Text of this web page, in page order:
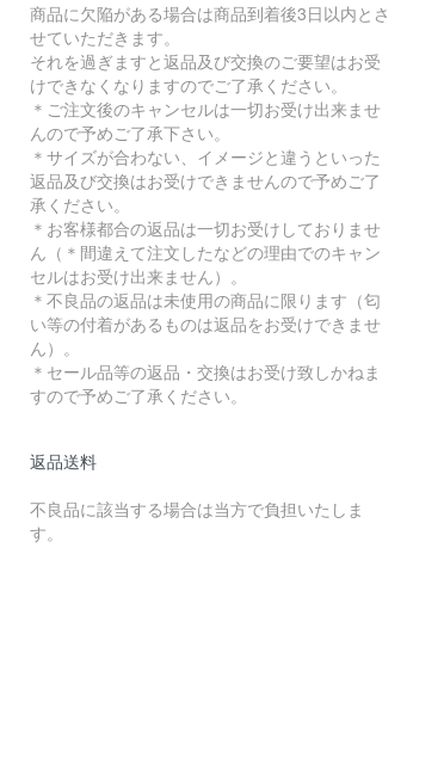
商品に欠陥がある場合は商品到着後3日以内とさ
せていただきます。
それを過ぎますと返品及び交換のご要望はお受
けできなくなりますのでご了承ください。
＊ご注文後のキャンセルは一切お受け出来ませ
んので予めご了承下さい。
＊サイズが合わない、イメージと違うといった
返品及び交換はお受けできませんので予めご了
承ください。
＊お客様都合の返品は一切お受けしておりませ
ん（＊間違えて注文したなどの理由でのキャン
セルはお受け出来ません）。
＊不良品の返品は未使用の商品に限ります（匂
い等の付着があるものは返品をお受けできませ
ん）。
＊セール品等の返品・交換はお受け致しかねま
すので予めご了承ください。
返品送料
不良品に該当する場合は当方で負担いたしま
す。